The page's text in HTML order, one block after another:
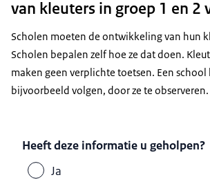
van kleuters in groep 1 en 2
Scholen moeten de ontwikkeling van hun
Scholen bepalen zelf hoe ze dat doen.
maken geen verplichte toetsen. Een school
bijvoorbeeld volgen, door ze te observeren.
Heeft deze informatie u geholpen?
Ja